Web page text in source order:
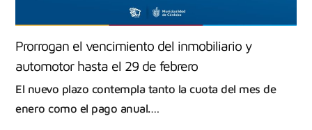
Prorrogan el vencimiento del inmobiliario y
automotor hasta el 29 de febrero
El nuevo plazo contempla tanto la cuota del mes de
enero como el pago anual.…